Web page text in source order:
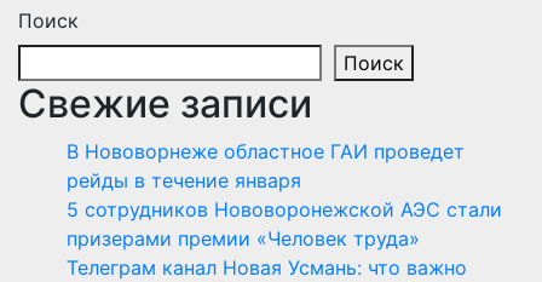
Поиск
Поиск
Свежие записи
В Нововорнеже областное ГАИ проведет
рейды в течение января
5 сотрудников Нововоронежской АЭС стали
призерами премии «Человек труда»
Телеграм канал Новая Усмань: что важно